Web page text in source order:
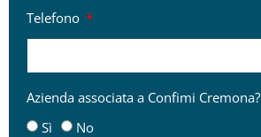
Telefono
Azienda associata a Confimi Cremona?
Sì
No